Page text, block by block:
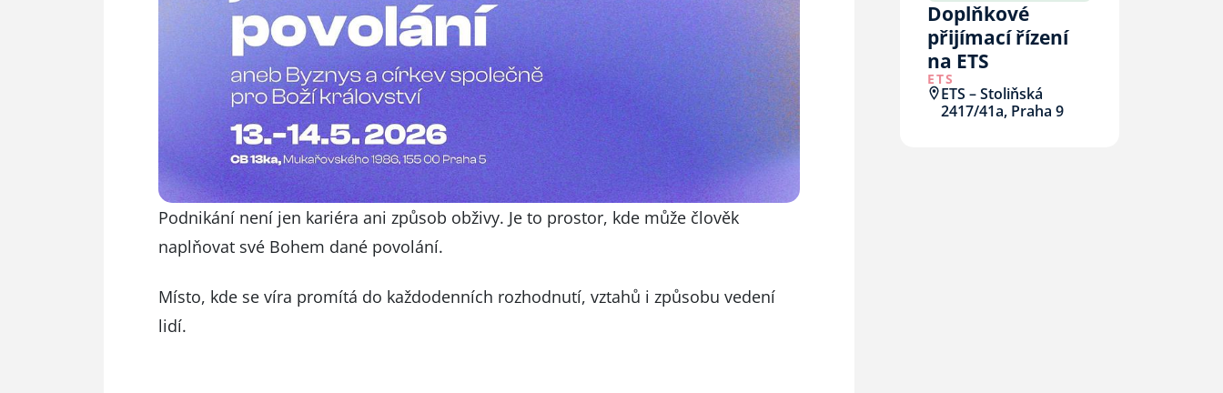
Podnikání není jen kariéra ani způsob obživy. Je to prostor, kde může člověk
naplňovat své Bohem dané povolání.
Místo, kde se víra promítá do každodenních rozhodnutí, vztahů i způsobu vedení
lidí.
Doplňkové
přijímací řízení
na ETS
ETS
ETS – Stoliňská
2417/41a, Praha 9